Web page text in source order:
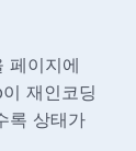
페이지에
재인코딩
록 상태가